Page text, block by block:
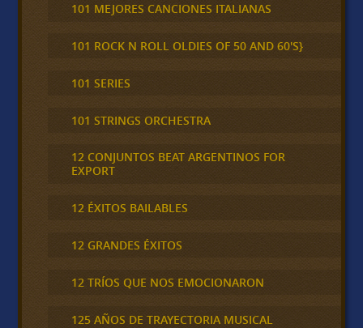
101 MEJORES CANCIONES ITALIANAS
101 ROCK N ROLL OLDIES OF 50 AND 60'S}
101 SERIES
101 STRINGS ORCHESTRA
12 CONJUNTOS BEAT ARGENTINOS FOR
EXPORT
12 ÉXITOS BAILABLES
12 GRANDES ÉXITOS
12 TRÍOS QUE NOS EMOCIONARON
125 AÑOS DE TRAYECTORIA MUSICAL